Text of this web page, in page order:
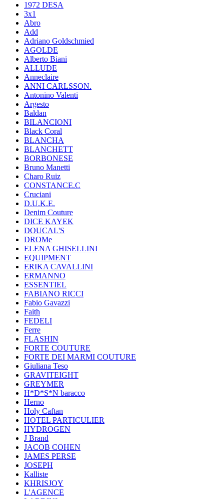
1972 DESA
3x1
Abro
Add
Adriano Goldschmied
AGOLDE
Alberto Biani
ALLUDE
Anneclaire
ANNI CARLSSON.
Antonino Valenti
Argesto
Baldan
BILANCIONI
Black Coral
BLANCHA
BLANCHETT
BORBONESE
Bruno Manetti
Charo Ruiz
CONSTANCE.C
Cruciani
D.U.K.E.
Denim Couture
DICE KAYEK
DOUCAL'S
DROMe
ELENA GHISELLINI
EQUIPMENT
ERIKA CAVALLINI
ERMANNO
ESSENTIEL
FABIANO RICCI
Fabio Gavazzi
Faith
FEDELI
Ferre
FLASHIN
FORTE COUTURE
FORTE DEI MARMI COUTURE
Giuliana Teso
GRAVITEIGHT
GREYMER
H*D*S*N baracco
Herno
Holy Caftan
HOTEL PARTICULIER
HYDROGEN
J Brand
JACOB COHEN
JAMES PERSE
JOSEPH
Kalliste
KHRISJOY
L'AGENCE